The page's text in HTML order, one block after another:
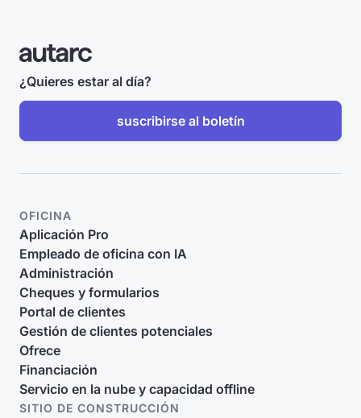
¿Quieres estar al día?
suscribirse al boletín
OFICINA
Aplicación Pro
Empleado de oficina con IA
Administración
Cheques y formularios
Portal de clientes
Gestión de clientes potenciales
Ofrece
Financiación
Servicio en la nube y capacidad offline
SITIO DE CONSTRUCCIÓN